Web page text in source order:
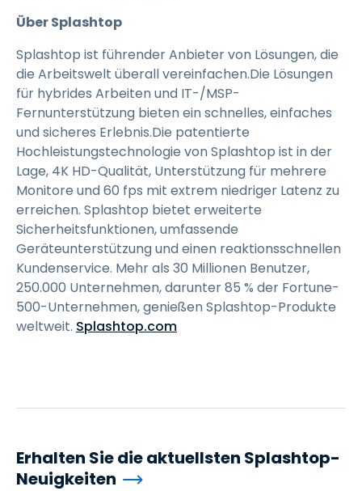
Über Splashtop
Splashtop ist führender Anbieter von Lösungen, die
die Arbeitswelt überall vereinfachen.Die Lösungen
für hybrides Arbeiten und IT-/MSP-
Fernunterstützung bieten ein schnelles, einfaches
und sicheres Erlebnis.Die patentierte
Hochleistungstechnologie von Splashtop ist in der
Lage, 4K HD-Qualität, Unterstützung für mehrere
Monitore und 60 fps mit extrem niedriger Latenz zu
erreichen. Splashtop bietet erweiterte
Sicherheitsfunktionen, umfassende
Geräteunterstützung und einen reaktionsschnellen
Kundenservice. Mehr als 30 Millionen Benutzer,
250.000 Unternehmen, darunter 85 % der Fortune-
500-Unternehmen, genießen Splashtop-Produkte
weltweit. Splashtop.com
Erhalten Sie die aktuellsten Splashtop-
Neuigkeiten